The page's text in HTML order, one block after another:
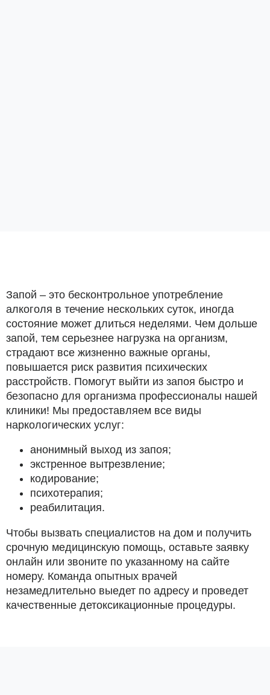
Запой – это бесконтрольное употребление
алкоголя в течение нескольких суток, иногда
состояние может длиться неделями. Чем дольше
запой, тем серьезнее нагрузка на организм,
страдают все жизненно важные органы,
повышается риск развития психических
расстройств. Помогут выйти из запоя быстро и
безопасно для организма профессионалы нашей
клиники! Мы предоставляем все виды
наркологических услуг:
анонимный выход из запоя;
экстренное вытрезвление;
кодирование;
психотерапия;
реабилитация.
Чтобы вызвать специалистов на дом и получить
срочную медицинскую помощь, оставьте заявку
онлайн или звоните по указанному на сайте
номеру. Команда опытных врачей
незамедлительно выедет по адресу и проведет
качественные детоксикационные процедуры.